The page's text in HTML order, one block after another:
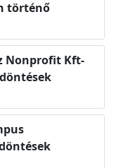
történő
Nonprofit Kft-